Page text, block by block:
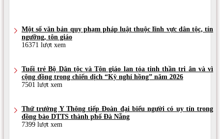
Một số văn bản quy phạm pháp luật thuộc lĩnh vực dân tộc, tín
ngưỡng, tôn giáo
16371 lượt xem
Tuổi trẻ Bộ Dân tộc và Tôn giáo lan tỏa tinh thần tri ân và vì
cộng đồng trong chiến dịch “Kỳ nghỉ hồng” năm 2026
7501 lượt xem
Thứ trưởng Y Thông tiếp Đoàn đại biểu người có uy tín trong
đồng bào DTTS thành phố Đà Nẵng
7399 lượt xem